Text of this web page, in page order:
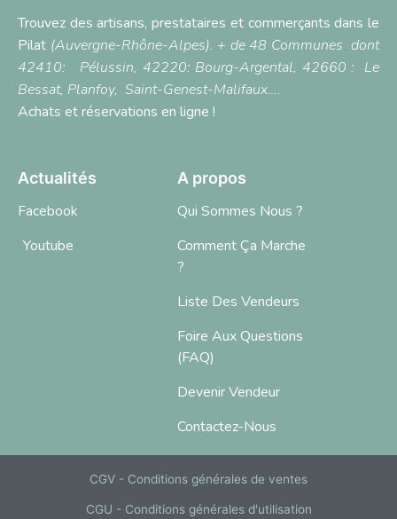
Trouvez des artisans, prestataires et commerçants dans le
Pilat (Auvergne-Rhône-Alpes). + de 48 Communes dont
42410: Pélussin, 42220: Bourg-Argental, 42660 : Le
Bessat, Planfoy, Saint-Genest-Malifaux….
Achats et réservations en ligne !
Actualités
Facebook
Youtube
A propos
Qui Sommes Nous ?
Comment Ça Marche
?
Liste Des Vendeurs
Foire Aux Questions
(FAQ)
Devenir Vendeur
Contactez-Nous
CGV - Conditions générales de ventes
CGU - Conditions générales d'utilisation